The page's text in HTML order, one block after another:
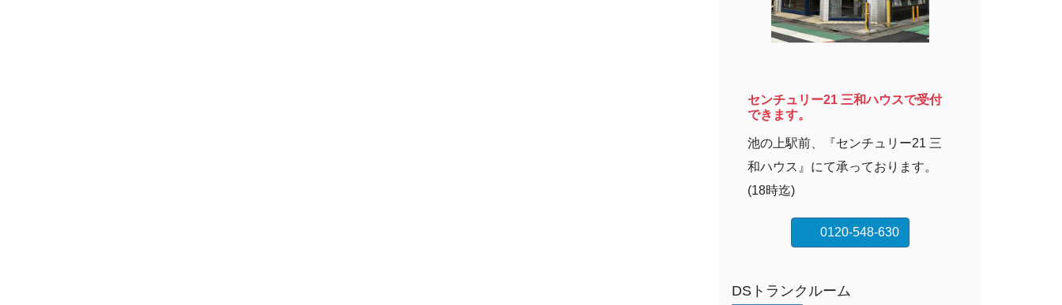
センチュリー21 三和ハウスで受付
できます。
池の上駅前、『センチュリー21 三
和ハウス』にて承っております。
(18時迄)
0120-548-630
DSトランクルーム